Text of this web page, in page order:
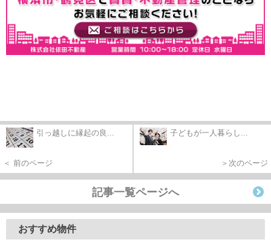
引っ越しに縁起の良...
＜ 前のページ
子どもが一人暮らし...
＞次のページ
記事一覧ページへ
おすすめ物件